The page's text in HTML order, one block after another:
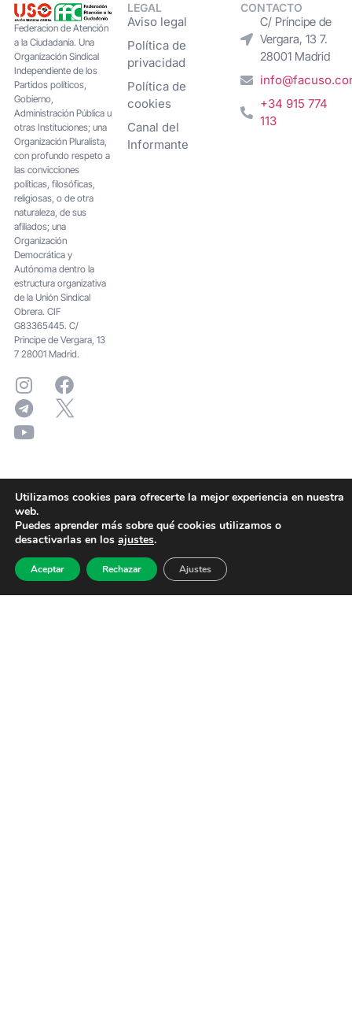
Federacion de Atención
a la Ciudadanía. Una
Organización Sindical
Independiente de los
Partidos políticos,
Gobierno,
Administración Pública u
otras Instituciones; una
Organización Pluralista,
con profundo respeto a
las convicciones
políticas, filosóficas,
religiosas, o de otra
naturaleza, de sus
afiliados; una
Organización
Democrática y
Autónoma dentro la
estructura organizativa
de la Unión Sindical
Obrera. CIF
G83365445. C/
Principe de Vergara, 13
7 28001 Madrid.
LEGAL
Aviso legal
Política de
privacidad
Política de
cookies
Canal del
Informante
CONTACTO
C/ Príncipe de
Vergara, 13 7.
28001 Madrid
+34 915 774
113
Utilizamos cookies para ofrecerte la mejor experiencia en nuestra
web.
Puedes aprender más sobre qué cookies utilizamos o
desactivarlas en los ajustes.
Aceptar Rechazar Ajustes